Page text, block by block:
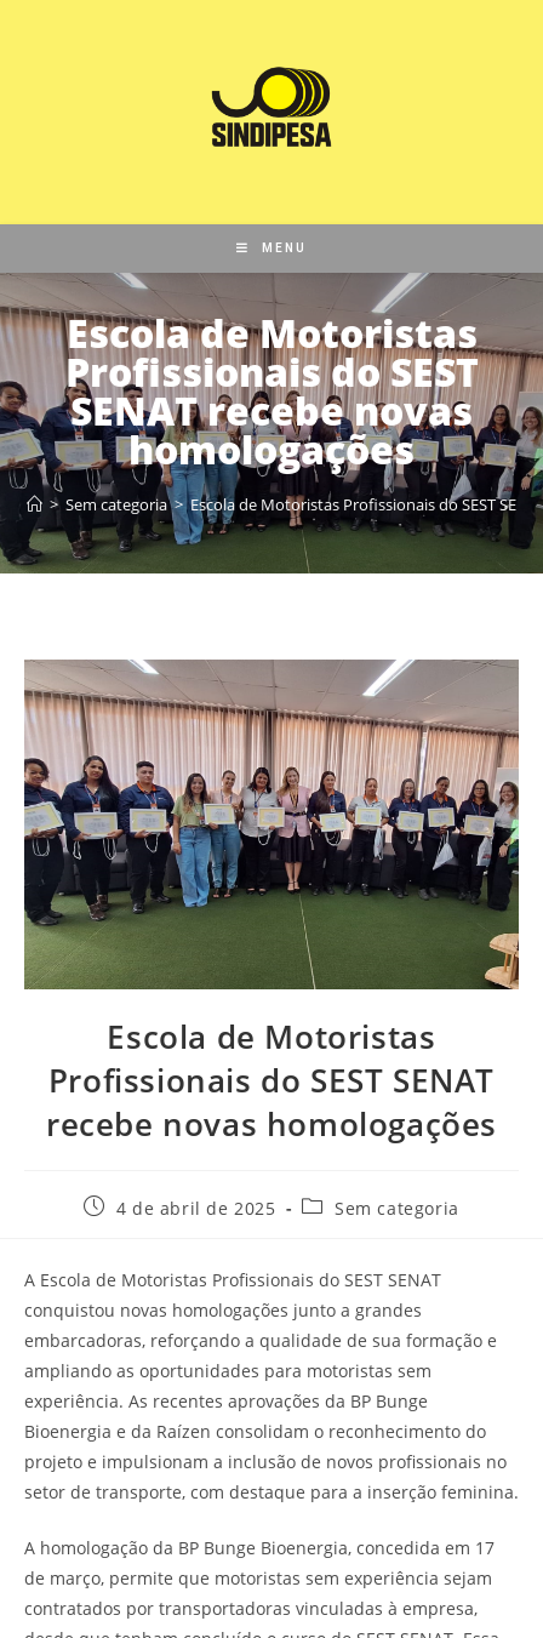
MENU
Escola de Motoristas
Profissionais do SEST
SENAT recebe novas
homologações
> Sem categoria > Escola de Motoristas Profissionais do SEST
Escola de Motoristas
Profissionais do SEST SENAT
recebe novas homologações
4 de abril de 2025 Sem categoria
A Escola de Motoristas Profissionais do SEST SENAT
conquistou novas homologações junto a grandes
embarcadoras, reforçando a qualidade de sua formação e
ampliando as oportunidades para motoristas sem
experiência. As recentes aprovações da BP Bunge
Bioenergia e da Raízen consolidam o reconhecimento do
projeto e impulsionam a inclusão de novos profissionais no
setor de transporte, com destaque para a inserção feminina.
A homologação da BP Bunge Bioenergia, concedida em 17
de março, permite que motoristas sem experiência sejam
contratados por transportadoras vinculadas à empresa,